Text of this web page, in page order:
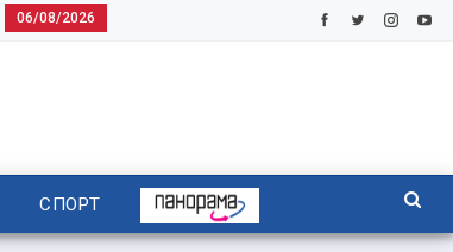
06/08/2026
СПОРТ